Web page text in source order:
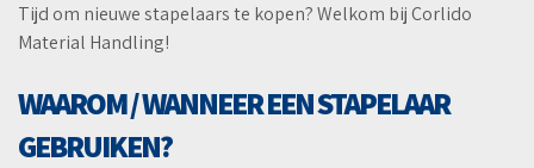
Tijd om nieuwe stapelaars te kopen? Welkom bij Corlido
Material Handling!
WAAROM / WANNEER EEN STAPELAAR
GEBRUIKEN?